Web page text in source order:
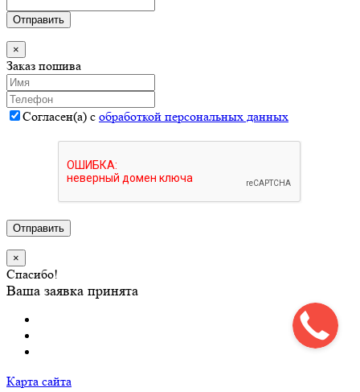
Отправить
×
Заказ пошива
Согласен(а) с обработкой персональных данных
Отправить
×
Спасибо!
Ваша заявка принята
Карта сайта